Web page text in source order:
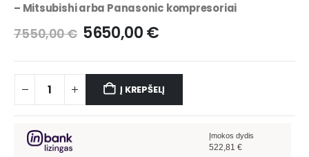
– Mitsubishi arba Panasonic kompresoriai
7550,00€ 5650,00€
Į KREPŠELĮ
Įmokos dydis
522,81 €